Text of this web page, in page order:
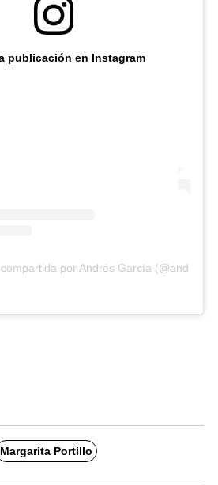
publicación en Instagram
por Andrés García
Margarita Portillo